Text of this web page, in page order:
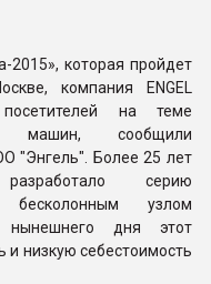
2015», которая пройдет
компания ENGEL
на теме
машин, сообщили
"Энгель". Более 25 лет
серию
бесколонным узлом
дня этот
низкую себестоимость